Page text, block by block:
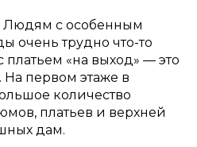
с особенным
очень трудно что-то
платьем «на выход» — это
На первом этаже в
количество
платьев и верхней
дам.